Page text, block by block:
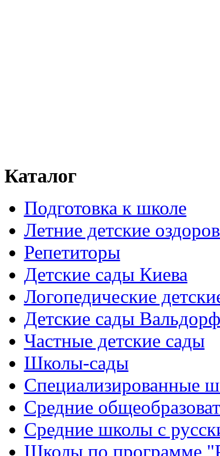
Каталог
Подготовка к школе
Летние детские
Репетиторы
Детские сады Киева
Логопедические
Детские сады
Частные детские сады
Школы-сады
Cпециализированные
Cредние
Средние школы с
Школы по программе